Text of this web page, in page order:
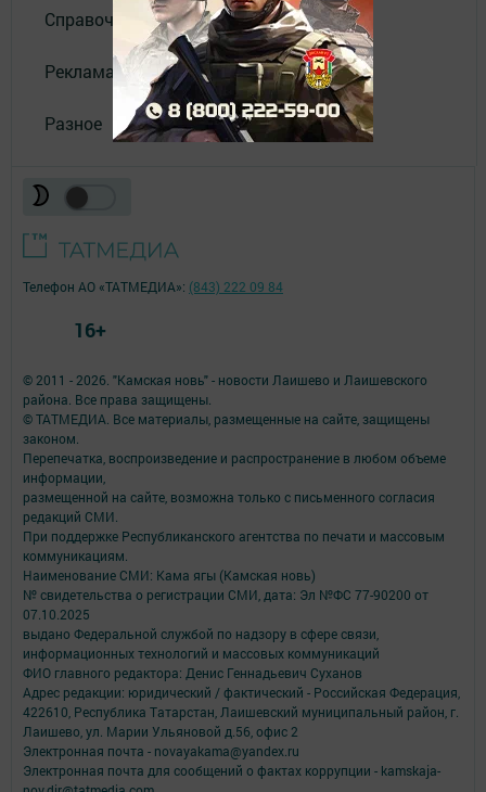
Справочник
Реклама
Разное
© 2011 - 2026. "Камская новь" - новости Лаишево и Лаишевского
района. Все права защищены.
© ТАТМЕДИА. Все материалы, размещенные на сайте, защищены
законом.
Перепечатка, воспроизведение и распространение в любом объеме
информации,
размещенной на сайте, возможна только с письменного согласия
редакций СМИ.
При поддержке Республиканского агентства по печати и массовым
коммуникациям.
Наименование СМИ: Кама ягы (Камская новь)
№ свидетельства о регистрации СМИ, дата: Эл №ФC 77-90200 от
07.10.2025
выдано Федеральной службой по надзору в сфере связи,
информационных технологий и массовых коммуникаций
ФИО главного редактора: Денис Геннадьевич Суханов
Адрес редакции: юридический / фактический - Российская Федерация,
422610, Республика Татарстан, Лаишевский муниципальный район, г.
Лаишево, ул. Марии Ульяновой д.56, офис 2
Электронная почта - novayakama@yandex.ru
Электронная почта для сообщений о фактах коррупции - kamskaja-
Телефон АО «ТАТМЕДИА»: (843) 222 09 84
16+